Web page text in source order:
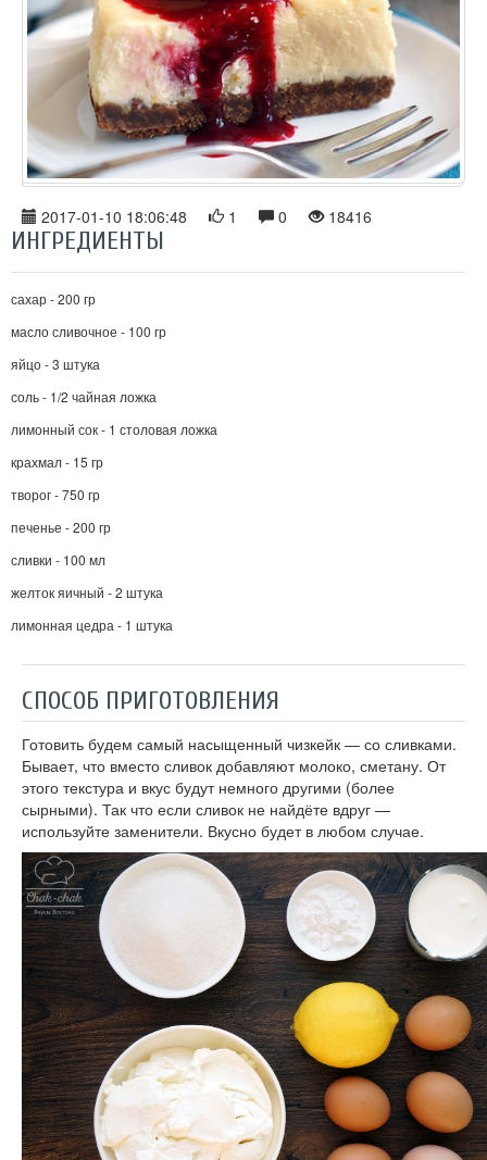
2017-01-10 18:06:48 1 0 18416
ИНГРЕДИЕНТЫ
сахар - 200 гр
масло сливочное - 100 гр
яйцо - 3 штука
соль - 1/2 чайная ложка
лимонный сок - 1 столовая ложка
крахмал - 15 гр
творог - 750 гр
печенье - 200 гр
сливки - 100 мл
желток яичный - 2 штука
лимонная цедра - 1 штука
СПОСОБ ПРИГОТОВЛЕНИЯ
Готовить будем самый насыщенный чизкейк — со сливками.
Бывает, что вместо сливок добавляют молоко, сметану. От
этого текстура и вкус будут немного другими (более
сырными). Так что если сливок не найдёте вдруг —
используйте заменители. Вкусно будет в любом случае.